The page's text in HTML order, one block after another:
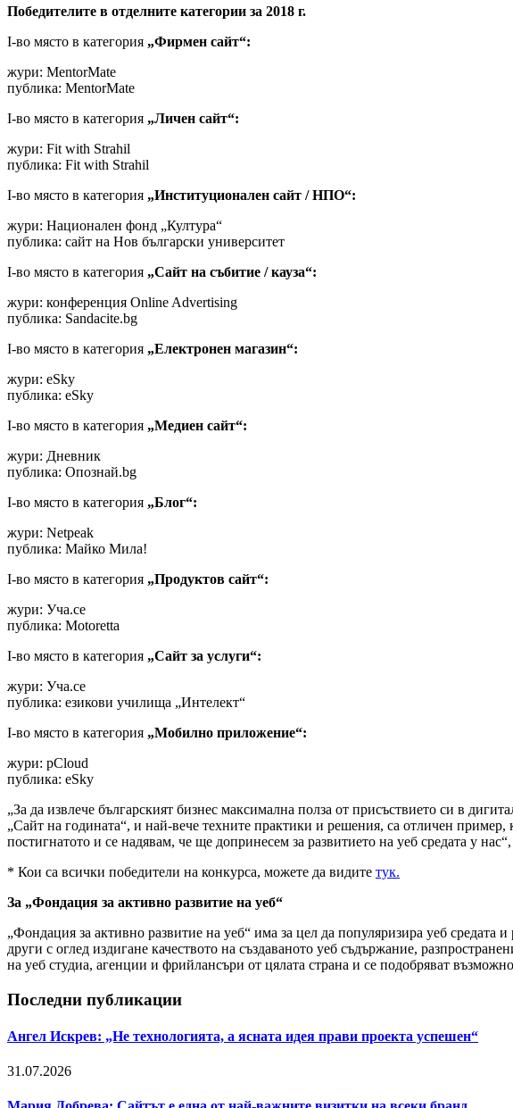
Победителите в отделните категории за 2018 г.
I-во място в категория „Фирмен сайт“:
жури: MentorMate
публика: MentorMate
I-во място в категория „Личен сайт“:
жури: Fit with Strahil
публика: Fit with Strahil
I-во място в категория „Институционален сайт / НПО“:
жури: Национален фонд „Култура“
публика: сайт на Нов български университет
I-во място в категория „Сайт на събитие / кауза“:
жури: конференция Online Advertising
публика: Sandacite.bg
I-во място в категория „Електронен магазин“:
жури: eSky
публика: eSky
I-во място в категория „Медиен сайт“:
жури: Дневник
публика: Опознай.bg
I-во място в категория „Блог“:
жури: Netpeak
публика: Майко Мила!
I-во място в категория „Продуктов сайт“:
жури: Уча.се
публика: Motoretta
I-во място в категория „Сайт за услуги“:
жури: Уча.се
публика: езикови училища „Интелект“
I-во място в категория „Мобилно приложение“:
жури: pCloud
публика: eSky
„За да извлече българският бизнес максимална полза от присъствието си в
„Сайт на годината“, и най-вече техните практики и решения, са отличен
постигнатото и се надявам, че ще допринесем за развитието на уеб средата у
* Кои са всички победители на конкурса, можете да видите тук.
За „Фондация за активно развитие на уеб“
„Фондация за активно развитие на уеб“ има за цел да популяризира уеб
други с оглед издигане качеството на създаваното уеб съдържание,
на уеб студиа, агенции и фрийлансъри от цялата страна и се подобряват
Последни публикации
Ангел Искрев: „Не технологията, а ясната идея прави проекта успешен“
31.07.2026